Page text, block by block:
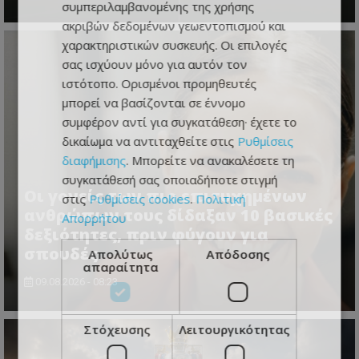
Οι γονείς των πιο επιτυχημένων
ανθρώπων τους δίδαξαν 10 βασικές
δεξιότητες, πριν φύγουν για
σπουδές
09.08.2026 - 08:23
συμπεριλαμβανομένης της χρήσης
ακριβών δεδομένων γεωεντοπισμού και
χαρακτηριστικών συσκευής. Οι επιλογές
σας ισχύουν μόνο για αυτόν τον
ιστότοπο. Ορισμένοι προμηθευτές
μπορεί να βασίζονται σε έννομο
συμφέρον αντί για συγκατάθεση· έχετε το
δικαίωμα να αντιταχθείτε στις Ρυθμίσεις
διαφήμισης. Μπορείτε να ανακαλέσετε τη
συγκατάθεσή σας οποιαδήποτε στιγμή
στις Ρυθμίσεις cookies. Πολιτική
Απορρήτου
Απολύτως
απαραίτητα
Απόδοσης
Στόχευσης Λειτουργικότητας